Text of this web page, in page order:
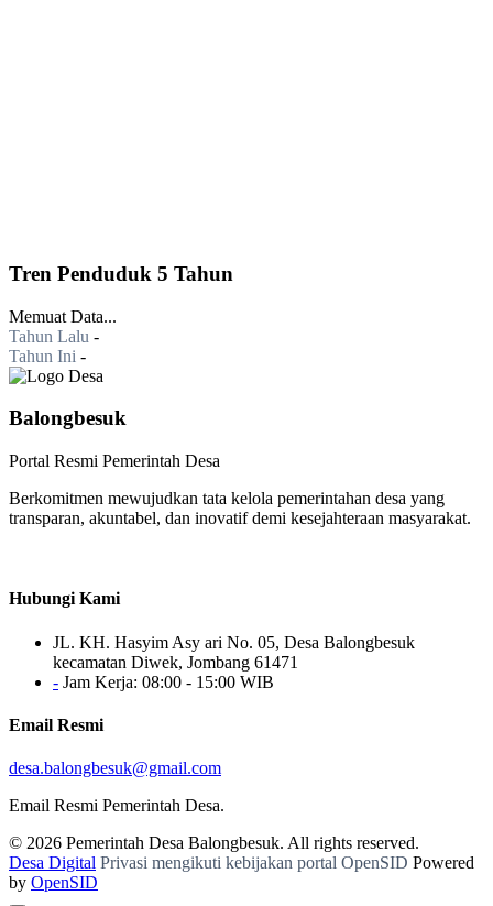
Tren Penduduk 5 Tahun
Memuat Data...
Tahun Lalu -
Tahun Ini -
Balongbesuk
Portal Resmi Pemerintah Desa
Berkomitmen mewujudkan tata kelola pemerintahan desa yang
transparan, akuntabel, dan inovatif demi kesejahteraan masyarakat.
Hubungi Kami
JL. KH. Hasyim Asy ari No. 05, Desa Balongbesuk
kecamatan Diwek, Jombang 61471
- Jam Kerja: 08:00 - 15:00 WIB
Email Resmi
desa.balongbesuk@gmail.com
Email Resmi Pemerintah Desa.
© 2026 Pemerintah Desa Balongbesuk. All rights reserved.
Desa Digital Privasi mengikuti kebijakan portal OpenSID Powered
by OpenSID